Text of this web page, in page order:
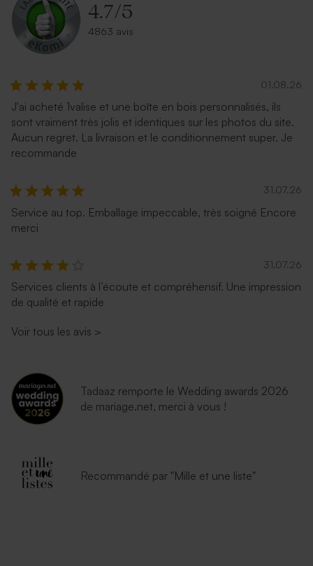
4.7/5
4863 avis
01.08.26
J'ai acheté 1valise et une boîte en bois personnalisés, ils
sont vraiment très jolis et identiques sur les photos du site.
Aucun regret. La livraison et le conditionnement super. Je
recommande
31.07.26
Service au top. Emballage impeccable, très soigné Encore
merci
31.07.26
Services clients à l’écoute et compréhensif. Une impression
de qualité et rapide
Voir tous les avis >
Tadaaz remporte le Wedding awards 2026
de mariage.net, merci à vous !
Recommandé par "Mille et une liste"